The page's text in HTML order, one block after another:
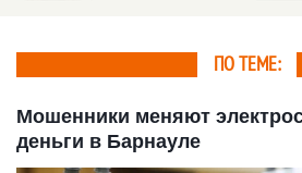
ПО ТЕМЕ:
Мошенники меняют
деньги в Барнауле